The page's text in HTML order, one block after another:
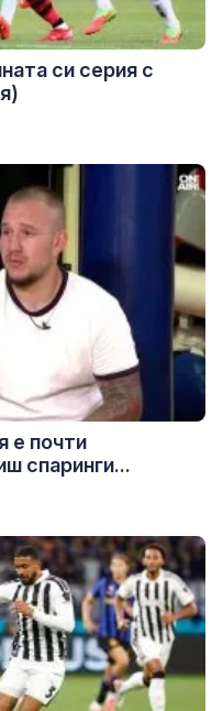
си серия с
е почти
спаринги...